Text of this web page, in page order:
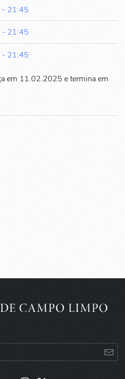
- 21:45
- 21:45
- 21:45
em 11.02.2025 e termina em